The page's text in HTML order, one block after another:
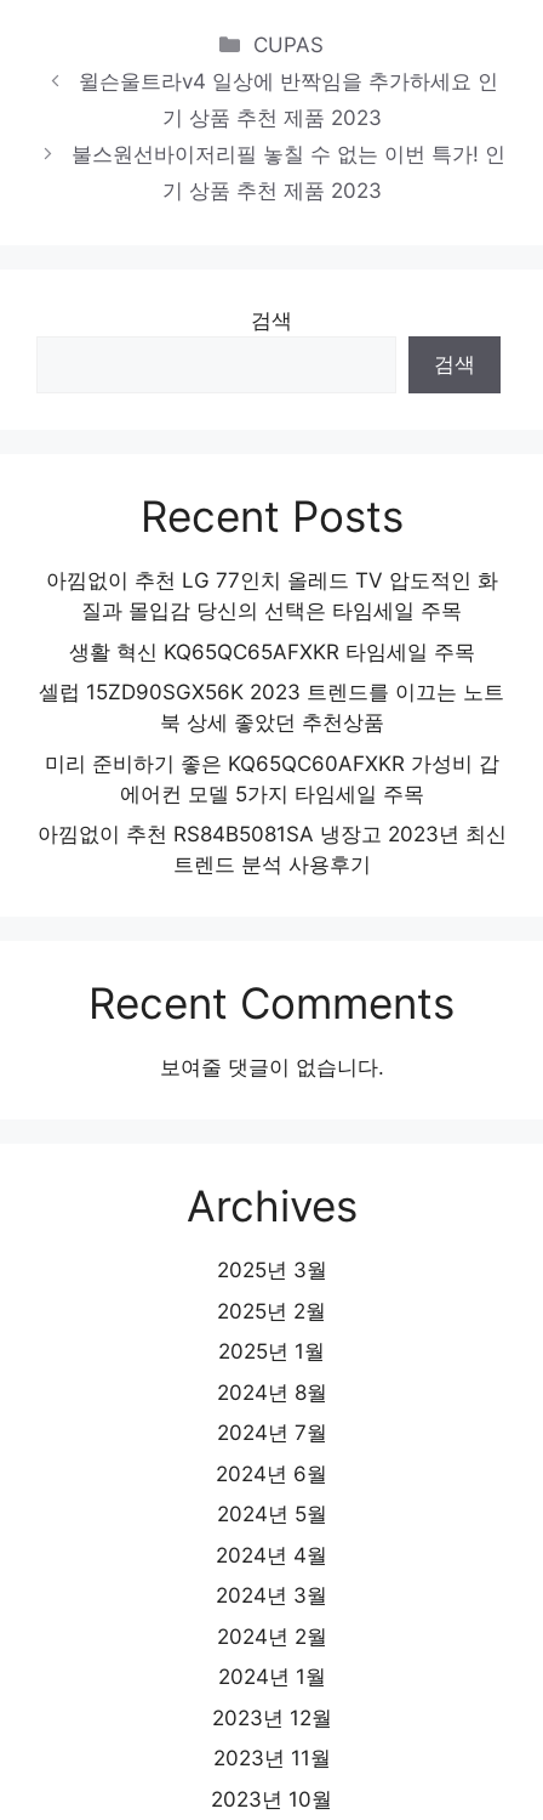
세계 팬들과 ‘Fact Check’
Categories
CUPAS
윌슨울트라v4 일상에 반짝임을 추가하세요 인
기 상품 추천 제품 2023
불스원선바이저리필 놓칠 수 없는 이번 특가! 인
기 상품 추천 제품 2023
검색
검색
Recent Posts
아낌없이 추천 LG 77인치 올레드 TV 압도적인 화
질과 몰입감 당신의 선택은 타임세일 주목
생활 혁신 KQ65QC65AFXKR 타임세일 주목
셀럽 15ZD90SGX56K 2023 트렌드를 이끄는 노트
북 상세 좋았던 추천상품
미리 준비하기 좋은 KQ65QC60AFXKR 가성비 갑
에어컨 모델 5가지 타임세일 주목
아낌없이 추천 RS84B5081SA 냉장고 2023년 최신
트렌드 분석 사용후기
Recent Comments
보여줄 댓글이 없습니다.
Archives
2025년 3월
2025년 2월
2025년 1월
2024년 8월
2024년 7월
2024년 6월
2024년 5월
2024년 4월
2024년 3월
2024년 2월
2024년 1월
2023년 12월
2023년 11월
2023년 10월